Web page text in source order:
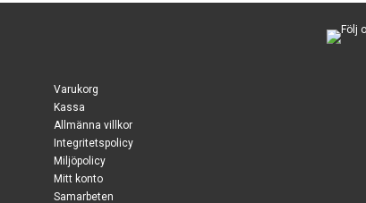
Varukorg
Kassa
Allmänna villkor
Integritetspolicy
Miljöpolicy
Mitt konto
Samarbeten